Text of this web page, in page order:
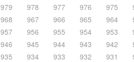
979 978 977 976 975
968 967 966 965 964
957 956 955 954 953
946 945 944 943 942
935 934 933 932 931